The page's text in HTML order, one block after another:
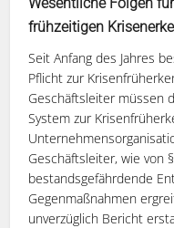
frühzeitigen
Seit Anfang des Jahres
Pflicht zur
Geschäftsleiter müssen
System zur
Geschäftsleiter, wie von
bestandsgefährdende
Gegenmaßnahmen
unverzüglich Bericht